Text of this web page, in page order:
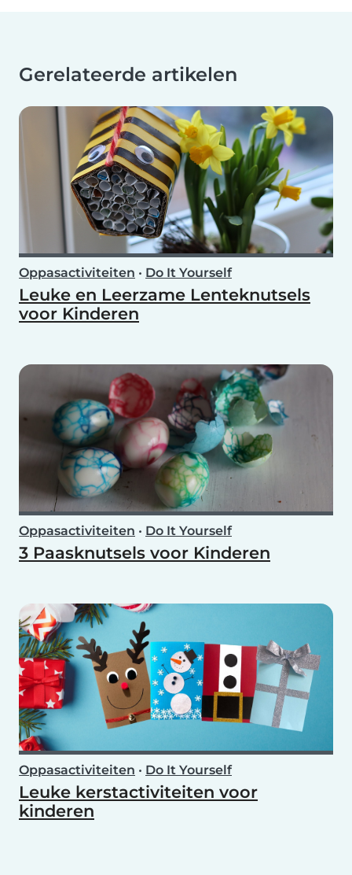
Gerelateerde artikelen
Oppasactiviteiten • Do It Yourself
Leuke en Leerzame Lenteknutsels
voor Kinderen
Oppasactiviteiten • Do It Yourself
3 Paasknutsels voor Kinderen
Oppasactiviteiten • Do It Yourself
Leuke kerstactiviteiten voor
kinderen